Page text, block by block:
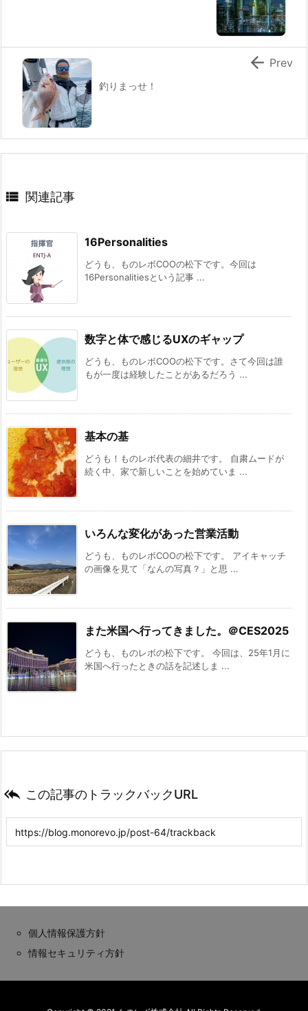
釣りまっせ！
 Prev
 関連記事
16Personalities
どうも、ものレボCOOの松下です。今回は
16Personalitiesという記事 ...
数字と体で感じるUXのギャップ
どうも、ものレボCOOの松下です。さて今回は誰
もが一度は経験したことがあるだろう ...
基本の基
どうも！ものレボ代表の細井です。 自粛ムードが
続く中、家で新しいことを始めていま ...
いろんな変化があった営業活動
どうも、ものレボCOOの松下です。 アイキャッチ
の画像を見て「なんの写真？」と思 ...
また米国へ行ってきました。＠CES2025
どうも、ものレボの松下です。 今回は、25年1月に
米国へ行ったときの話を記述しま ...
 この記事のトラックバックURL
個人情報保護方針
情報セキュリティ方針